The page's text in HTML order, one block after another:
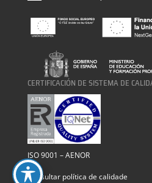
CERTIFICACIÓN DE SISTEMA DE
ISO 9001 – AENOR
Consultar política de calidade